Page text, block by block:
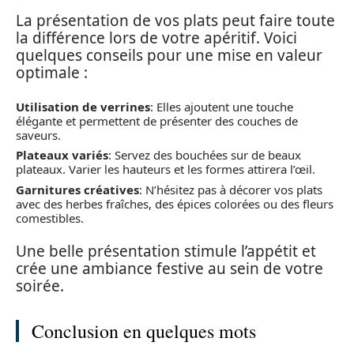
La présentation de vos plats peut faire toute
la différence lors de votre apéritif. Voici
quelques conseils pour une mise en valeur
optimale :
Utilisation de verrines: Elles ajoutent une touche
élégante et permettent de présenter des couches de
saveurs.
Plateaux variés: Servez des bouchées sur de beaux
plateaux. Varier les hauteurs et les formes attirera l’œil.
Garnitures créatives: N’hésitez pas à décorer vos plats
avec des herbes fraîches, des épices colorées ou des fleurs
comestibles.
Une belle présentation stimule l’appétit et
crée une ambiance festive au sein de votre
soirée.
Conclusion en quelques mots